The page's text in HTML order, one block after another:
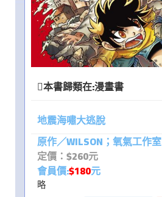
本書歸類在:漫畫書
地震海嘯大逃脫
原作／WILSON；氧氣工作室
定價：$260元
會員價:$180元
略